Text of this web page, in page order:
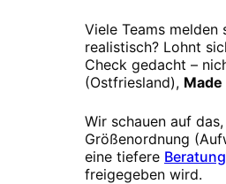
Viele Teams
realistisch? Lohnt
Check gedacht –
(Ostfriesland),
Wir schauen auf
Größenordnung
eine tiefere Beratung
freigegeben wird.